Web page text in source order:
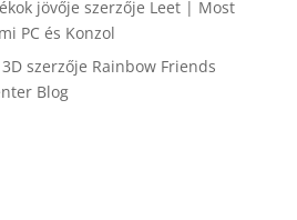
jövője szerzője Leet | Most
PC és Konzol
szerzője Rainbow Friends
Blog